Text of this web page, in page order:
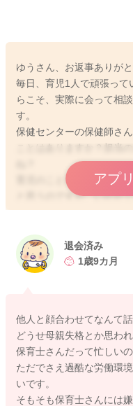
ゆうさん、お返事ありがと
毎日、育児1人で頑張って
らこそ、実際に会って相
す。
保健センターの保健師さ
ことはありますか？担当
育児のことを相談できる
と思うのですが、いかが
ているので、相談しやす
アプ
退会済み
1歳9カ月
他人と顔合わせてなんて
どうせ母親失格とか思わ
保育士さんだって忙しい
ただでさえ過酷な労働環
いです。
そもそも保育士さんには